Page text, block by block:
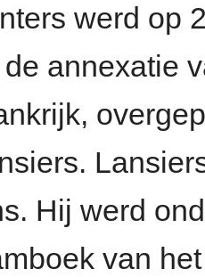
werd op
de annexatie
Hij werd
van